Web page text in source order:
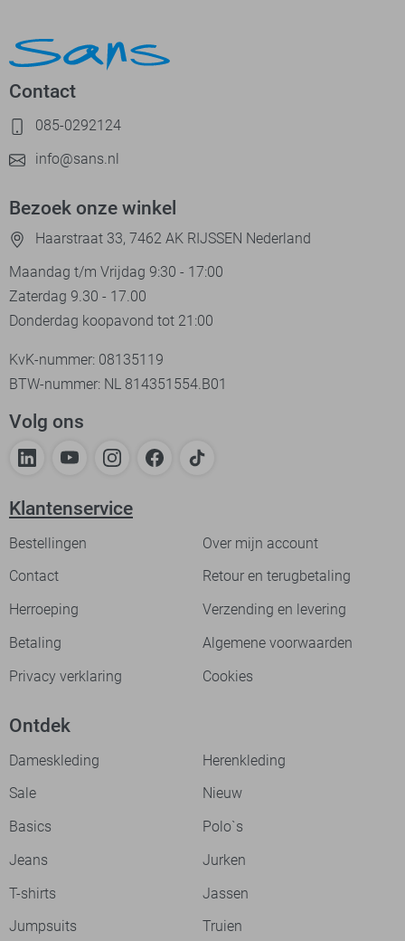
Contact
085-0292124
info@sans.nl
Bezoek onze winkel
Haarstraat 33, 7462 AK RIJSSEN Nederland
Maandag t/m Vrijdag 9:30 - 17:00
Zaterdag 9.30 - 17.00
Donderdag koopavond tot 21:00
KvK-nummer: 08135119
BTW-nummer: NL 814351554.B01
Volg ons
Klantenservice
Bestellingen
Over mijn account
Contact
Retour en terugbetaling
Herroeping
Verzending en levering
Betaling
Algemene voorwaarden
Privacy verklaring
Cookies
Ontdek
Dameskleding
Herenkleding
Sale
Nieuw
Basics
Polo`s
Jeans
Jurken
T-shirts
Jassen
Jumpsuits
Truien